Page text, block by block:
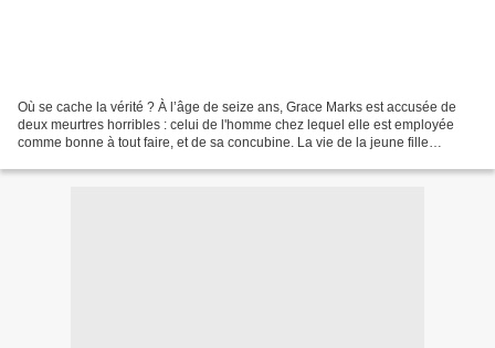
Où se cache la vérité ? À l’âge de seize ans, Grace Marks est accusée de
deux meurtres horribles : celui de l'homme chez lequel elle est employée
comme bonne à tout faire, et de sa concubine. La vie de la jeune fille